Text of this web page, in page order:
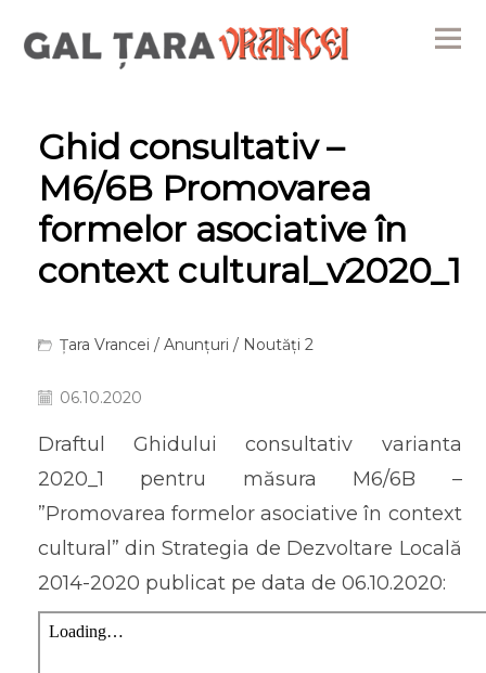
Ghid consultativ –
M6/6B Promovarea
formelor asociative în
context cultural_v2020_1
Țara Vrancei / Anunțuri / Noutăți 2
06.10.2020
Draftul Ghidului consultativ varianta
2020_1 pentru măsura M6/6B –
”Promovarea formelor asociative în context
cultural” din Strategia de Dezvoltare Locală
2014-2020 publicat pe data de 06.10.2020: